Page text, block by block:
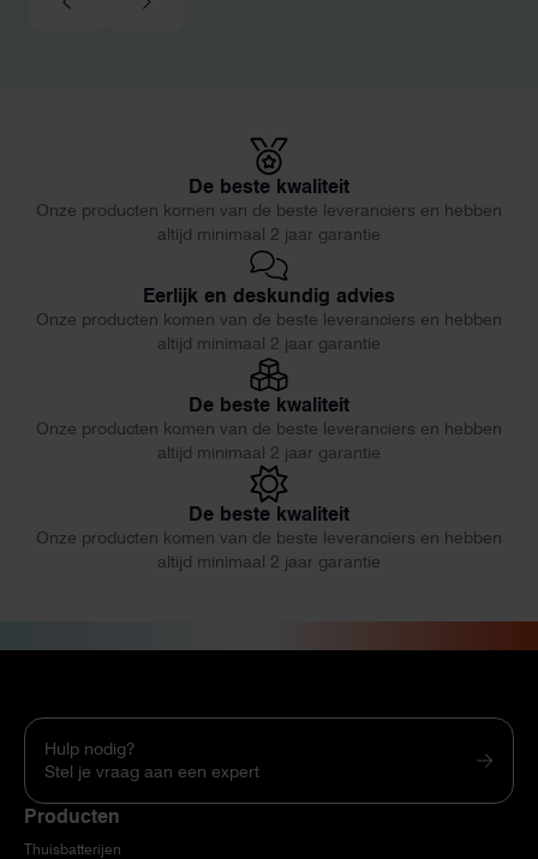
De beste kwaliteit
Onze producten komen van de beste leveranciers en hebben
altijd minimaal 2 jaar garantie
Eerlijk en deskundig advies
Onze producten komen van de beste leveranciers en hebben
altijd minimaal 2 jaar garantie
De beste kwaliteit
Onze producten komen van de beste leveranciers en hebben
altijd minimaal 2 jaar garantie
De beste kwaliteit
Onze producten komen van de beste leveranciers en hebben
altijd minimaal 2 jaar garantie
Hulp nodig?
Stel je vraag aan een expert
Producten
Thuisbatterijen